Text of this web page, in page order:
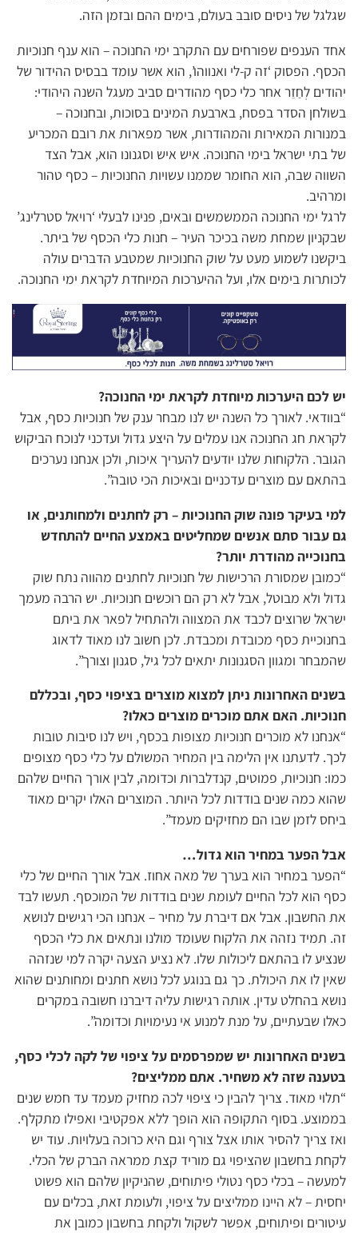
שגלגל של ניסים סובב בעולם, בימים ההם ובזמן הזה.
אחד הענפים שפורחים עם התקרב ימי החנוכה – הוא ענף חנוכיות
הכסף. הפסוק ‘זה ק-לי ואנווהו’, הוא אשר עומד בבסיס ההידור של
יהודים לְחַזֵר אחר כלי כסף מהודרים סביב מעגל השנה היהודי:
בשולחן הסדר בפסח, בארבעת המינים בסוכות, ובחנוכה –
במנורות המאירות והמהודרות, אשר מפארות את רובם המכריע
של בתי ישראל בימי החנוכה. איש איש וסגנונו הוא, אבל הצד
השווה שבה, הוא החומר שממנו עשויות החנוכיות – כסף טהור
ומרהיב.
לרגל ימי החנוכה הממשמשים ובאים, פנינו לבעלי ‘רויאל סטרלינג’
שבקניון שמחת משה בכיכר העיר – חנות כלי הכסף של ביתר.
ביקשנו לשמוע מעט על שוק החנוכיות שמטבע הדברים עולה
לכותרות בימים אלו, ועל ההיערכות המיוחדת לקראת ימי החנוכה.
יש לכם היערכות מיוחדת לקראת ימי החנוכה?
“בוודאי. לאורך כל השנה יש לנו מבחר ענק של חנוכיות כסף, אבל
לקראת חג החנוכה אנו עמלים על היצע גדול ועדכני לנוכח הביקוש
הגובר. הלקוחות שלנו יודעים להעריך איכות, ולכן אנחנו נערכים
בהתאם עם מוצרים עדכניים ובאיכות הכי טובה”.
למי בעיקר פונה שוק החנוכיות – רק לחתנים ולמחותנים, או
גם עבור סתם אנשים שמחליטים באמצע החיים להתחדש
בחנוכייה מהודרת יותר?
“כמובן שמסורת הרכישות של חנוכיות לחתנים מהווה נתח שוק
גדול ולא מבוטל, אבל לא רק הם רוכשים חנוכיות. יש הרבה מעמך
ישראל שרוצים לכבד את המצווה ולהתחיל לפאר את ביתם
בחנוכיית כסף מכובדת ומכבדת. לכן חשוב לנו מאוד לדאוג
שהמבחר ומגוון הסגנונות יתאים לכל גיל, סגנון וצורך”.
בשנים האחרונות ניתן למצוא מוצרים בציפוי כסף, ובכללם
חנוכיות. האם אתם מוכרים מוצרים כאלו?
“אנחנו לא מוכרים חנוכיות מצופות בכסף, ויש לנו סיבות טובות
לכך. לדעתנו אין הלימה בין המחיר המשולם על כלי כסף מצופים
כמו: חנוכיות, פמוטים, קנדלברות וכדומה, לבין אורך החיים שלהם
שהוא כמה שנים בודדות לכל היותר. המוצרים האלו יקרים מאוד
ביחס לזמן שבו הם מחזיקים מעמד”.
אבל הפער במחיר הוא גדול…
“הפער במחיר הוא בערך של מאה אחוז. אבל אורך החיים של כלי
כסף הוא לכל החיים לעומת שנים בודדות של המוכסף. תעשו לבד
את החשבון. אבל אם דיברת על מחיר – אנחנו הכי רגישים לנושא
זה. תמיד נזהה את הלקוח שעומד מולנו ונתאים את כלי הכסף
שנציע לו בהתאם ליכולות שלו. לא נציע הצעה יקרה למי שנזהה
שאין לו את היכולת. כך גם בנוגע לכל נושא חתנים ומחותנים שהוא
נושא בהחלט עדין. אותה רגישות עליה דיברנו חשובה במקרים
כאלו שבעתיים, על מנת למנוע אי נעימויות וכדומה”.
בשנים האחרונות יש שמפרסמים על ציפוי של לקה לכלי כסף,
בטענה שזה לא משחיר. אתם ממליצים?
“תלוי מאוד. צריך להבין כי ציפוי לכה מחזיק מעמד עד חמש שנים
בממוצע. בסוף התקופה הוא הופך ללא אפקטיבי ואפילו מתקלף.
ואז צריך להסיר אותו אצל צורף וגם היא כרוכה בעלויות. עוד יש
לקחת בחשבון שהציפוי גם מוריד קצת ממראה הברק של הכלי.
למעשה – בכלי כסף נטולי פיתוחים, שהניקיון שלהם הוא פשוט
יחסית – לא היינו ממליצים על ציפוי, ולעומת זאת, בכלים עם
עיטורים ופיתוחים, אפשר לשקול ולקחת בחשבון כמובן את